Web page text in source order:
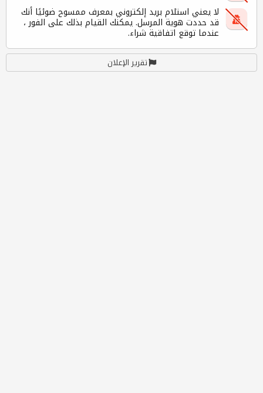
لا يعني استلام بريد إلكتروني بمعرف ممسوح ضوئيًا أنك
قد حددت هوية المرسل. يمكنك القيام بذلك على الفور ،
عندما توقع اتفاقية شراء.
تقرير الإعلان